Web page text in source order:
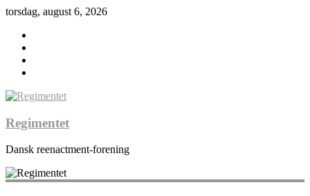
torsdag, august 6, 2026
Regimentet
Dansk reenactment-forening